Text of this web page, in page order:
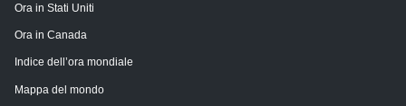
Ora in Stati Uniti
Ora in Canada
Indice dell’ora mondiale
Mappa del mondo